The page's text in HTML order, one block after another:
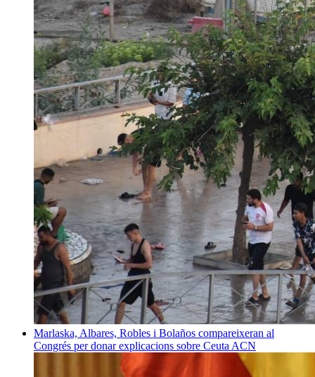
Marlaska, Albares, Robles i Bolaños compareixeran al
Congrés per donar explicacions sobre Ceuta ACN